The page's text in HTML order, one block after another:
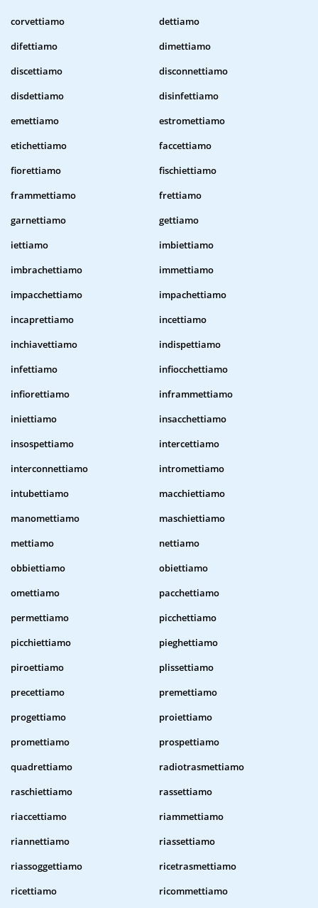
corvettiamo
dettiamo
difettiamo
dimettiamo
discettiamo
disconnettiamo
disdettiamo
disinfettiamo
emettiamo
estromettiamo
etichettiamo
faccettiamo
fiorettiamo
fischiettiamo
frammettiamo
frettiamo
garnettiamo
gettiamo
iettiamo
imbiettiamo
imbrachettiamo
immettiamo
impacchettiamo
impachettiamo
incaprettiamo
incettiamo
inchiavettiamo
indispettiamo
infettiamo
infiocchettiamo
infiorettiamo
inframmettiamo
iniettiamo
insacchettiamo
insospettiamo
intercettiamo
interconnettiamo
intromettiamo
intubettiamo
macchiettiamo
manomettiamo
maschiettiamo
mettiamo
nettiamo
obbiettiamo
obiettiamo
omettiamo
pacchettiamo
permettiamo
picchettiamo
picchiettiamo
pieghettiamo
piroettiamo
plissettiamo
precettiamo
premettiamo
progettiamo
proiettiamo
promettiamo
prospettiamo
quadrettiamo
radiotrasmettiamo
raschiettiamo
rassettiamo
riaccettiamo
riammettiamo
riannettiamo
riassettiamo
riassoggettiamo
ricetrasmettiamo
ricettiamo
ricommettiamo